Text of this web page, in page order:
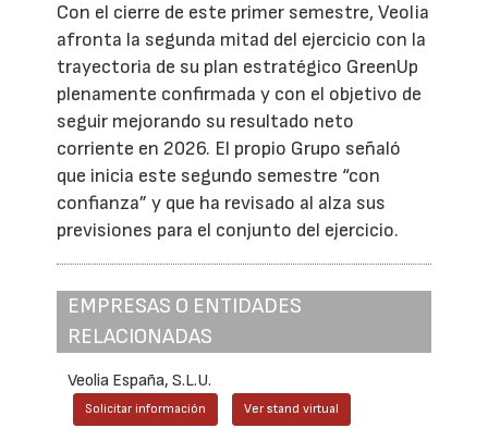
Con el cierre de este primer semestre, Veolia
afronta la segunda mitad del ejercicio con la
trayectoria de su plan estratégico GreenUp
plenamente confirmada y con el objetivo de
seguir mejorando su resultado neto
corriente en 2026. El propio Grupo señaló
que inicia este segundo semestre “con
confianza” y que ha revisado al alza sus
previsiones para el conjunto del ejercicio.
EMPRESAS O ENTIDADES
RELACIONADAS
Veolia España, S.L.U.
Solicitar información Ver stand virtual